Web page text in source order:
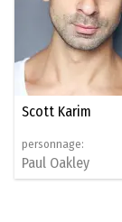
Scott Karim
personnage:
Paul Oakley